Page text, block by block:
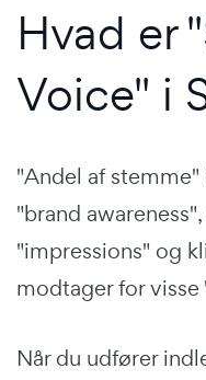
Hvad er
Voice" i
"Andel af
"brand
"impressions" og
modtager for
Når du udfører